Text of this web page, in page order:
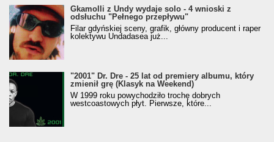
Gkamolli z Undy wydaje solo - 4 wnioski z
odsłuchu "Pełnego przepływu"
Filar gdyńskiej sceny, grafik, główny producent i raper
kolektywu Undadasea już...
"2001" Dr. Dre - 25 lat od premiery albumu, który
zmienił grę (Klasyk na Weekend)
W 1999 roku powychodziło trochę dobrych
westcoastowych płyt. Pierwsze, które...